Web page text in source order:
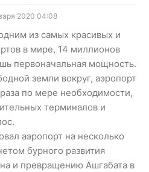
2020 04:08
из самых красивых и
в мире, 14 миллионов
первоначальная мощность.
земли вокруг, аэропорт
по мере необходимости,
терминалов и
аэропорт на несколько
бурного развития
и превращению Ашгабата в